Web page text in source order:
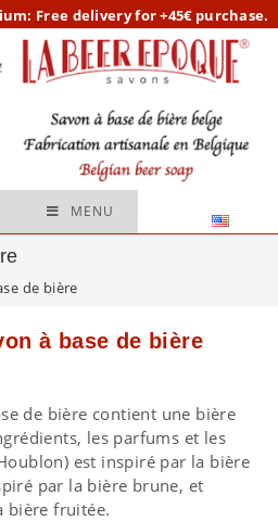
Free delivery for +45€ purchase.
MENU
de bière
à base de bière
de bière contient une bière
les parfums et les
est inspiré par la bière
par la bière brune, et
bière fruitée.